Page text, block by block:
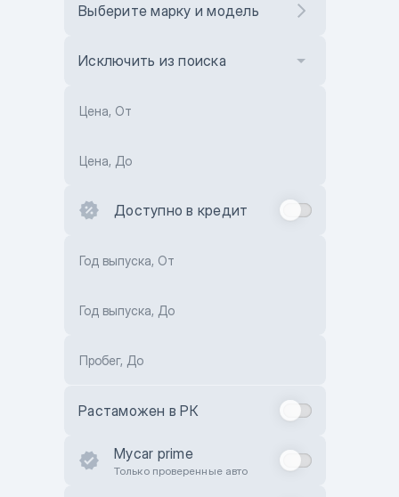
Выберите марку и модель
Исключить из поиска
Цена, От
Цена, До
Доступно в кредит
Год выпуска, От
Год выпуска, До
Пробег, До
Растаможен в РК
Mycar prime
Только проверенные авто